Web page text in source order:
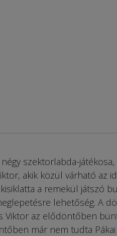
szektorlabda-játékosa,
akik közül várható az
a remekül játszó
lehetőség. A
Viktor az elődöntőben
már nem tudta